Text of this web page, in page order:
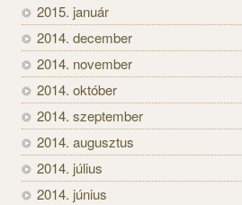
2015. január
2014. december
2014. november
2014. október
2014. szeptember
2014. augusztus
2014. július
2014. június